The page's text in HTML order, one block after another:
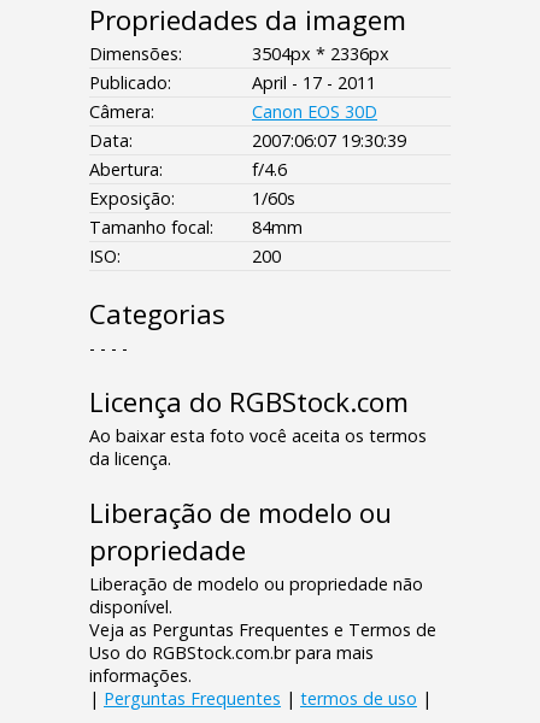
Propriedades da imagem
Dimensões:
3504px * 2336px
Publicado:
April - 17 - 2011
Câmera:
Canon EOS 30D
Data:
2007:06:07 19:30:39
Abertura:
f/4.6
Exposição:
1/60s
Tamanho focal:
84mm
ISO:
200
Categorias
- - - -
Licença do RGBStock.com
Ao baixar esta foto você aceita os termos
da licença.
Liberação de modelo ou
propriedade
Liberação de modelo ou propriedade não
disponível.
Veja as Perguntas Frequentes e Termos de
Uso do RGBStock.com.br para mais
informações.
| Perguntas Frequentes | termos de uso |